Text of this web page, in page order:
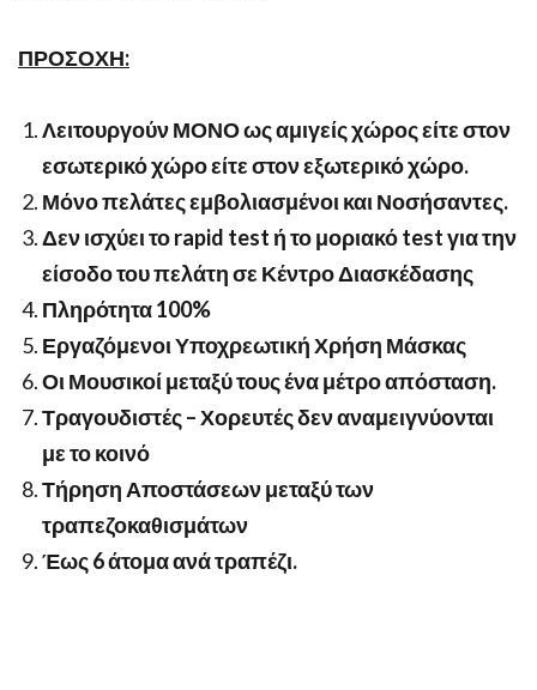
ΠΡΟΣΟΧΗ:
Λειτουργούν ΜΟΝΟ ως αμιγείς χώρος είτε στον
εσωτερικό χώρο είτε στον εξωτερικό χώρο.
Μόνο πελάτες εμβολιασμένοι και Νοσήσαντες.
Δεν ισχύει τοrapid test ή το μοριακόtestγια την
είσοδο του πελάτη σε Κέντρο Διασκέδασης
Πληρότητα 100%
Εργαζόμενοι Υποχρεωτική Χρήση Μάσκας
Οι Μουσικοί μεταξύ τους ένα μέτρο απόσταση.
Τραγουδιστές – Χορευτές δεν αναμειγνύονται
με το κοινό
Τήρηση Αποστάσεων μεταξύ των
τραπεζοκαθισμάτων
Έως 6 άτομα ανά τραπέζι.